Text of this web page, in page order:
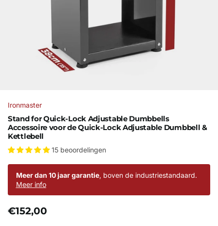
Ironmaster
Stand for Quick-Lock Adjustable Dumbbells
Accessoire voor de Quick-Lock Adjustable Dumbbell &
Kettlebell
15 beoordelingen
Meer dan 10 jaar garantie, boven de industriestandaard.
Meer info
€152,00